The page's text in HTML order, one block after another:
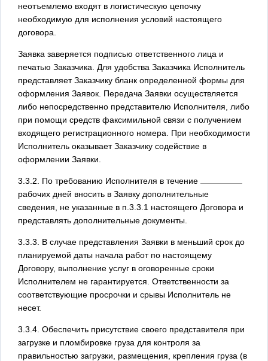
неотъемлемо входят в логистическую цепочку
необходимую для исполнения условий настоящего
договора.
Заявка заверяется подписью ответственного лица и
печатью Заказчика. Для удобства Заказчика Исполнитель
представляет Заказчику бланк определенной формы для
оформления Заявок. Передача Заявки осуществляется
либо непосредственно представителю Исполнителя, либо
при помощи средств факсимильной связи с получением
входящего регистрационного номера. При необходимости
Исполнитель оказывает Заказчику содействие в
оформлении Заявки.
3.3.2. По требованию Исполнителя в течение
рабочих дней вносить в Заявку дополнительные
сведения, не указанные в п.3.3.1 настоящего Договора и
представлять дополнительные документы.
3.3.3. В случае представления Заявки в меньший срок до
планируемой даты начала работ по настоящему
Договору, выполнение услуг в оговоренные сроки
Исполнителем не гарантируется. Ответственности за
соответствующие просрочки и срывы Исполнитель не
несет.
3.3.4. Обеспечить присутствие своего представителя при
загрузке и пломбировке груза для контроля за
правильностью загрузки, размещения, крепления груза (в